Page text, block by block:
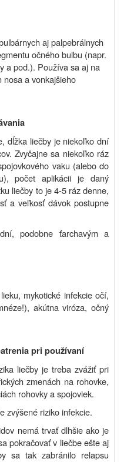
aj palpebrálnych
očného bulbu (napr.
a pod.). Používa sa aj na
nosa a vonkajšieho
dĺžka liečby je niekoľko dní
Zvyčajne sa niekoľko ráz
vaku (alebo do
počet aplikácii je daný
liečby to je 4-5 ráz denne,
a veľkosť dávok postupne
podobne ťarchavým a
mykotické infekcie očí,
akútna viróza, očný
pri používaní
liečby je treba zvážiť pri
zmenách na rohovke,
rohovky a spojoviek.
zvýšené riziko infekcie.
nemá trvať dlhšie ako je
pokračovať v liečbe ešte aj
sa tak zabránilo relapsu